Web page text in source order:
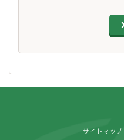
サイトマップ